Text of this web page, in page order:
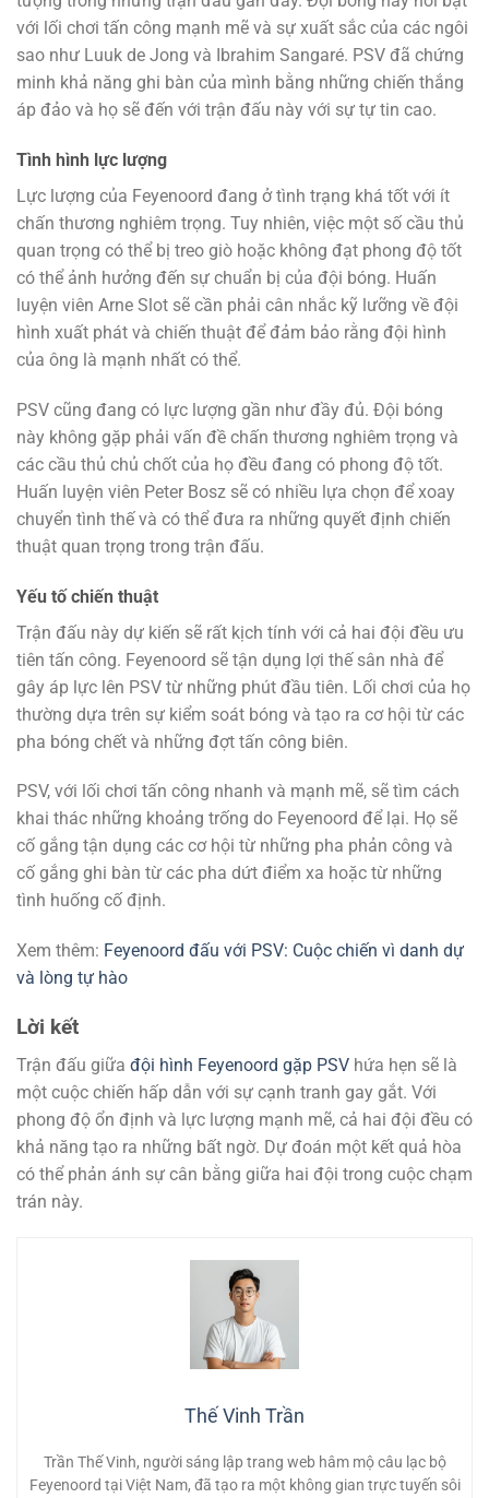
với lối chơi tấn công mạnh mẽ và sự xuất sắc của các ngôi
sao như Luuk de Jong và Ibrahim Sangaré. PSV đã chứng
minh khả năng ghi bàn của mình bằng những chiến thắng
áp đảo và họ sẽ đến với trận đấu này với sự tự tin cao.
Tình hình lực lượng
Lực lượng của Feyenoord đang ở tình trạng khá tốt với ít
chấn thương nghiêm trọng. Tuy nhiên, việc một số cầu thủ
quan trọng có thể bị treo giò hoặc không đạt phong độ tốt
có thể ảnh hưởng đến sự chuẩn bị của đội bóng. Huấn
luyện viên Arne Slot sẽ cần phải cân nhắc kỹ lưỡng về đội
hình xuất phát và chiến thuật để đảm bảo rằng đội hình
của ông là mạnh nhất có thể.
PSV cũng đang có lực lượng gần như đầy đủ. Đội bóng
này không gặp phải vấn đề chấn thương nghiêm trọng và
các cầu thủ chủ chốt của họ đều đang có phong độ tốt.
Huấn luyện viên Peter Bosz sẽ có nhiều lựa chọn để xoay
chuyển tình thế và có thể đưa ra những quyết định chiến
thuật quan trọng trong trận đấu.
Yếu tố chiến thuật
Trận đấu này dự kiến sẽ rất kịch tính với cả hai đội đều ưu
tiên tấn công. Feyenoord sẽ tận dụng lợi thế sân nhà để
gây áp lực lên PSV từ những phút đầu tiên. Lối chơi của họ
thường dựa trên sự kiểm soát bóng và tạo ra cơ hội từ các
pha bóng chết và những đợt tấn công biên.
PSV, với lối chơi tấn công nhanh và mạnh mẽ, sẽ tìm cách
khai thác những khoảng trống do Feyenoord để lại. Họ sẽ
cố gắng tận dụng các cơ hội từ những pha phản công và
cố gắng ghi bàn từ các pha dứt điểm xa hoặc từ những
tình huống cố định.
Xem thêm: Feyenoord đấu với PSV: Cuộc chiến vì danh dự
và lòng tự hào
Lời kết
Trận đấu giữa đội hình Feyenoord gặp PSV hứa hẹn sẽ là
một cuộc chiến hấp dẫn với sự cạnh tranh gay gắt. Với
phong độ ổn định và lực lượng mạnh mẽ, cả hai đội đều có
khả năng tạo ra những bất ngờ. Dự đoán một kết quả hòa
có thể phản ánh sự cân bằng giữa hai đội trong cuộc chạm
trán này.
Thế Vinh Trần
Trần Thế Vinh, người sáng lập trang web hâm mộ câu lạc bộ
Feyenoord tại Việt Nam, đã tạo ra một không gian trực tuyến sôi